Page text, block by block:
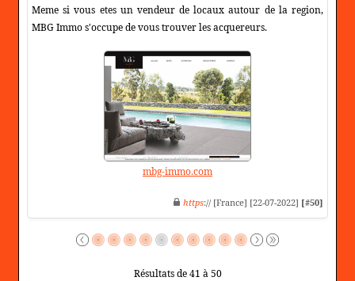
Meme si vous etes un vendeur de locaux autour de la region,
MBG Immo s'occupe de vous trouver les acquereurs.
mbg-immo.com
https:// [France] [22-07-2022] [#50]
Résultats de 41 à 50